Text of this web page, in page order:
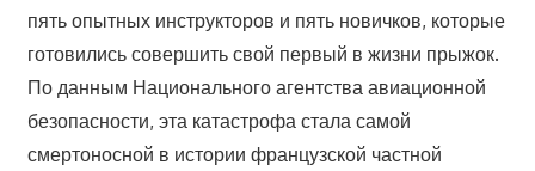
пять опытных инструкторов и пять новичков, которые
готовились совершить свой первый в жизни прыжок.
По данным Национального агентства авиационной
безопасности, эта катастрофа стала самой
смертоносной в истории французской частной